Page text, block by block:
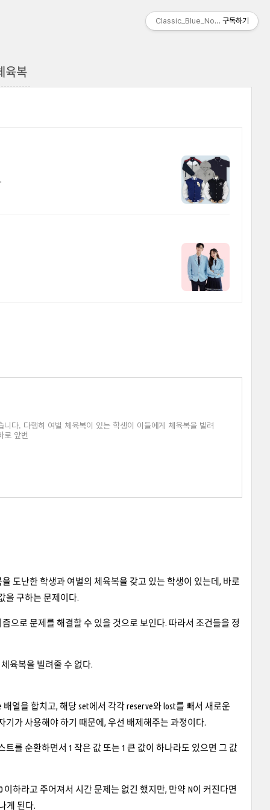
육복
다. 다행히 여벌 체육복이 있는 학생이 이들에게 체육복을 빌려
로 앞번
도난한 학생과 여벌의 체육복을 갖고 있는 학생이 있는데, 바로
을 구하는 문제이다.
으로 문제를 해결할 수 있을 것으로 보인다. 따라서 조건들을 정
육복을 빌려줄 수 없다.
열을 합치고, 해당 set에서 각각 reserve와 lost를 빼서 새로운
기가 사용해야 하기 때문에, 우선 배제해주는 과정이다.
를 순환하면서 1 작은 값 또는 1 큰 값이 하나라도 있으면 그 값
하라고 주어져서 시간 문제는 없긴 했지만, 만약 N이 커진다면
게 된다.
Classic_Blue_Note 구독하기